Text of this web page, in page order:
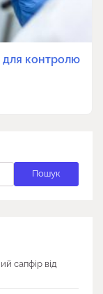
для контролю
Пошук
сапфір від